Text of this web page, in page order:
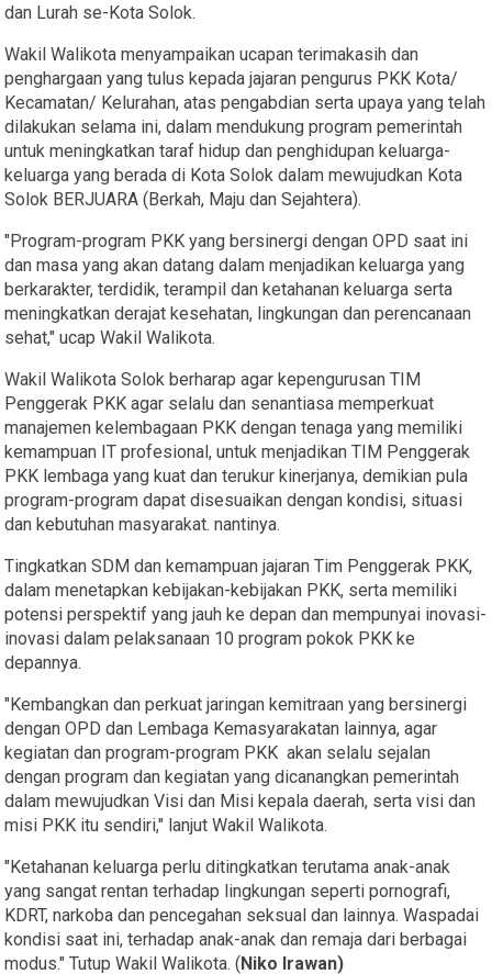
dan Lurah se-Kota Solok.
Wakil Walikota menyampaikan ucapan terimakasih dan
penghargaan yang tulus kepada jajaran pengurus PKK Kota/
Kecamatan/ Kelurahan, atas pengabdian serta upaya yang telah
dilakukan selama ini, dalam mendukung program pemerintah
untuk meningkatkan taraf hidup dan penghidupan keluarga-
keluarga yang berada di Kota Solok dalam mewujudkan Kota
Solok BERJUARA (Berkah, Maju dan Sejahtera).
"Program-program PKK yang bersinergi dengan OPD saat ini
dan masa yang akan datang dalam menjadikan keluarga yang
berkarakter, terdidik, terampil dan ketahanan keluarga serta
meningkatkan derajat kesehatan, lingkungan dan perencanaan
sehat," ucap Wakil Walikota.
Wakil Walikota Solok berharap agar kepengurusan TIM
Penggerak PKK agar selalu dan senantiasa memperkuat
manajemen kelembagaan PKK dengan tenaga yang memiliki
kemampuan IT profesional, untuk menjadikan TIM Penggerak
PKK lembaga yang kuat dan terukur kinerjanya, demikian pula
program-program dapat disesuaikan dengan kondisi, situasi
dan kebutuhan masyarakat. nantinya.
Tingkatkan SDM dan kemampuan jajaran Tim Penggerak PKK,
dalam menetapkan kebijakan-kebijakan PKK, serta memiliki
potensi perspektif yang jauh ke depan dan mempunyai inovasi-
inovasi dalam pelaksanaan 10 program pokok PKK ke
depannya.
"Kembangkan dan perkuat jaringan kemitraan yang bersinergi
dengan OPD dan Lembaga Kemasyarakatan lainnya, agar
kegiatan dan program-program PKK akan selalu sejalan
dengan program dan kegiatan yang dicanangkan pemerintah
dalam mewujudkan Visi dan Misi kepala daerah, serta visi dan
misi PKK itu sendiri," lanjut Wakil Walikota.
"Ketahanan keluarga perlu ditingkatkan terutama anak-anak
yang sangat rentan terhadap lingkungan seperti pornografi,
KDRT, narkoba dan pencegahan seksual dan lainnya. Waspadai
kondisi saat ini, terhadap anak-anak dan remaja dari berbagai
modus." Tutup Wakil Walikota. (Niko Irawan)